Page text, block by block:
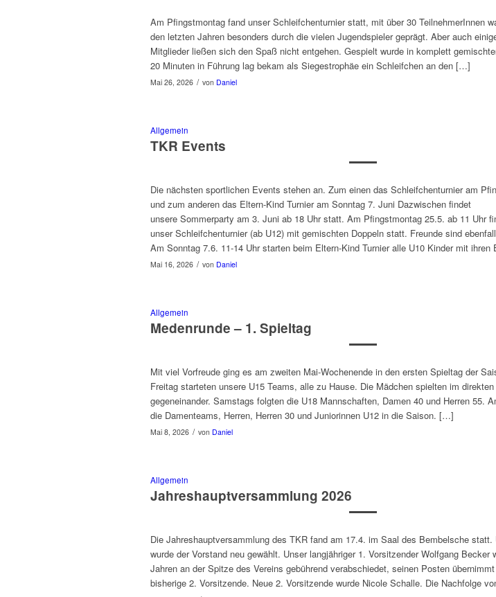
Am Pfingstmontag fand unser Schleifchenturnier statt, mit über 30 TeilnehmerInnen
den letzten Jahren besonders durch die vielen Jugendspieler geprägt. Aber auch
Mitglieder ließen sich den Spaß nicht entgehen. Gespielt wurde in komplett
20 Minuten in Führung lag bekam als Siegestrophäe ein Schleifchen an den […]
Mai 26, 2026 / von Daniel
Allgemein
TKR Events
Die nächsten sportlichen Events stehen an. Zum einen das Schleifchenturnier am
und zum anderen das Eltern-Kind Turnier am Sonntag 7. Juni Dazwischen findet
unsere Sommerparty am 3. Juni ab 18 Uhr statt. Am Pfingstmontag 25.5. ab 11 Uhr
unser Schleifchenturnier (ab U12) mit gemischten Doppeln statt. Freunde sind
Am Sonntag 7.6. 11-14 Uhr starten beim Eltern-Kind Turnier alle U10 Kinder mit
Mai 16, 2026 / von Daniel
Allgemein
Medenrunde – 1. Spieltag
Mit viel Vorfreude ging es am zweiten Mai-Wochenende in den ersten Spieltag der
Freitag starteten unsere U15 Teams, alle zu Hause. Die Mädchen spielten im direkten
gegeneinander. Samstags folgten die U18 Mannschaften, Damen 40 und Herren 55.
die Damenteams, Herren, Herren 30 und Juniorinnen U12 in die Saison. […]
Mai 8, 2026 / von Daniel
Allgemein
Jahreshauptversammlung 2026
Die Jahreshauptversammlung des TKR fand am 17.4. im Saal des Bembelsche statt.
wurde der Vorstand neu gewählt. Unser langjähriger 1. Vorsitzender Wolfgang Becker
Jahren an der Spitze des Vereins gebührend verabschiedet, seinen Posten
bisherige 2. Vorsitzende. Neue 2. Vorsitzende wurde Nicole Schalle. Die Nachfolge